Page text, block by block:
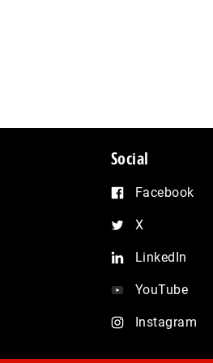
Social
Facebook
X
LinkedIn
YouTube
Instagram